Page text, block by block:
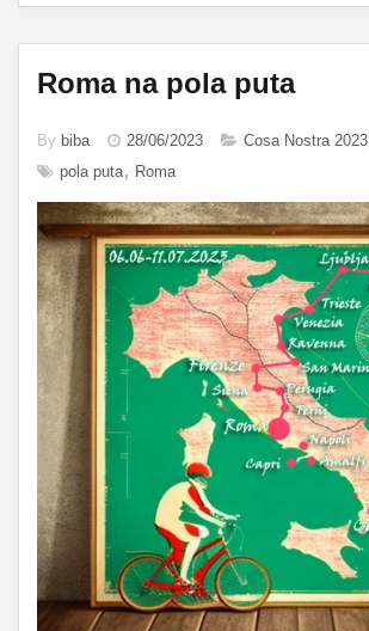
Roma na pola puta
By biba 28/06/2023 Cosa Nostra 2023
pola puta
Roma